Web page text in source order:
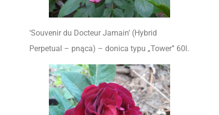
‘Souvenir du Docteur Jamain’ (Hybrid
Perpetual – pnąca) – donica typu „Tower” 60l.